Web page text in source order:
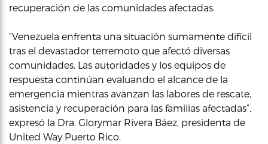
recuperación de las comunidades afectadas.
“Venezuela enfrenta una situación sumamente difícil
tras el devastador terremoto que afectó diversas
comunidades. Las autoridades y los equipos de
respuesta continúan evaluando el alcance de la
emergencia mientras avanzan las labores de rescate,
asistencia y recuperación para las familias afectadas”,
expresó la Dra. Glorymar Rivera Báez, presidenta de
United Way Puerto Rico.